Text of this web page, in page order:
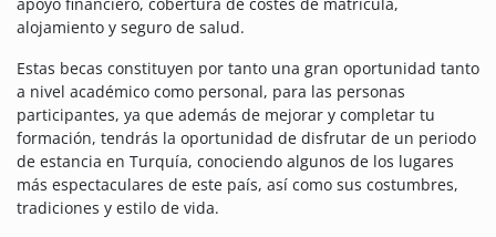
alojamiento y seguro de salud.
Estas becas constituyen por tanto una gran oportunidad tanto
a nivel académico como personal, para las personas
participantes, ya que además de mejorar y completar tu
formación, tendrás la oportunidad de disfrutar de un periodo
de estancia en Turquía, conociendo algunos de los lugares
más espectaculares de este país, así como sus costumbres,
tradiciones y estilo de vida.